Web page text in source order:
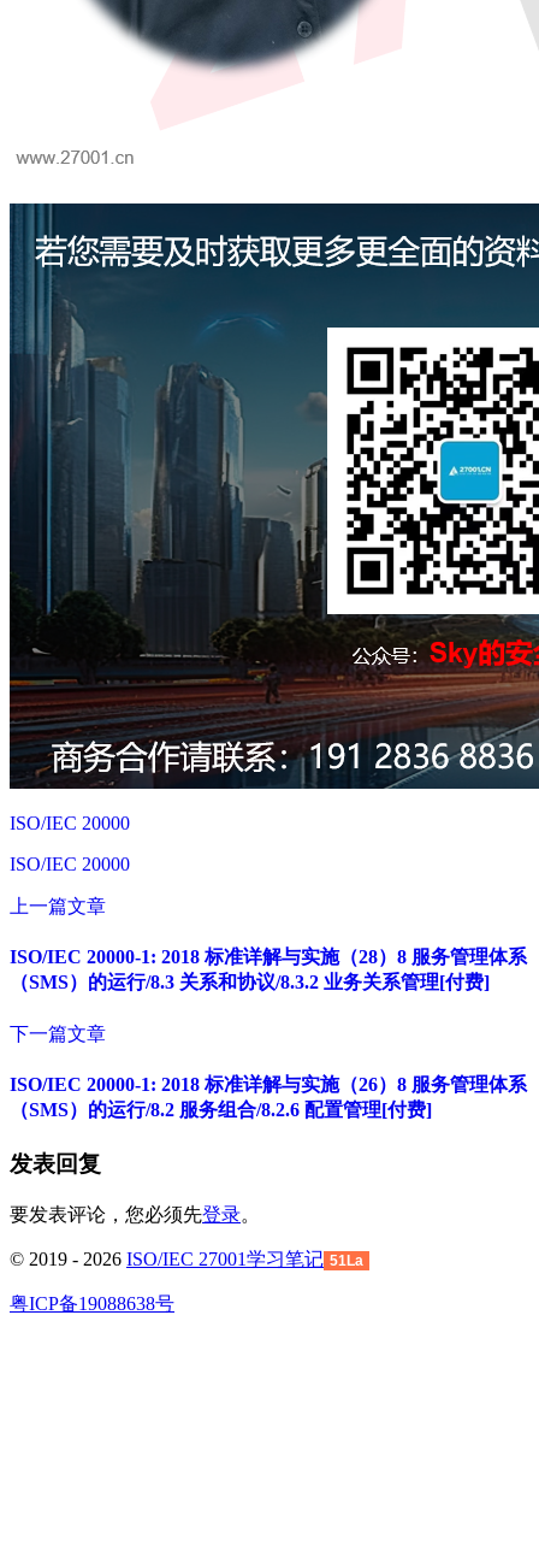
ISO/IEC 20000
ISO/IEC 20000
上一篇文章
ISO/IEC 20000-1: 2018 标准详解与实施（28）8 服务管理体系
（SMS）的运行/8.3 关系和协议/8.3.2 业务关系管理[付费]
下一篇文章
ISO/IEC 20000-1: 2018 标准详解与实施（26）8 服务管理体系
（SMS）的运行/8.2 服务组合/8.2.6 配置管理[付费]
发表回复
要发表评论，您必须先登录。
© 2019 - 2026 ISO/IEC 27001学习笔记 51La
粤ICP备19088638号